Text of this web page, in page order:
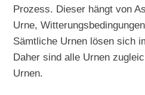
Prozess. Dieser hängt von
Urne,
Sämtliche Urnen lösen sich
Daher sind alle Urnen
Urnen.